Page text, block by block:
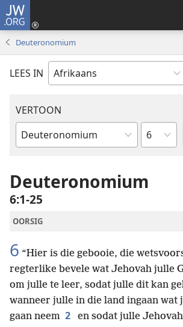
JW.ORG
Deuteronomium
LEES IN
VERTOON
Bybelboek
Hoofstuk
Deuteronomium
6:1-25
OORSIG
6 “Hier is die gebooie, die
regterlike bevele wat Jehovah julle
om julle te leer, sodat julle dit kan
wanneer julle in die land ingaan wat
gaan neem 2
en sodat julle